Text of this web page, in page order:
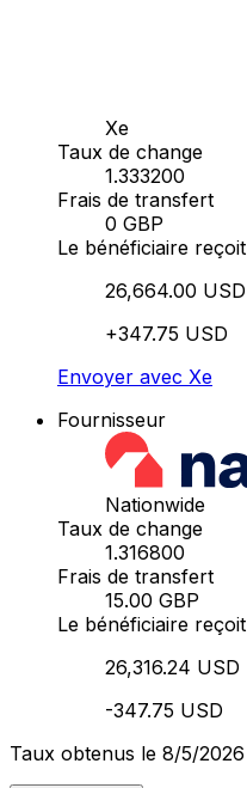
Xe
Taux de change
1.333200
Frais de transfert
0 GBP
Le bénéficiaire reçoit
26,664.00 USD
+347.75 USD
Envoyer avec Xe
Fournisseur
Nationwide
Taux de change
1.316800
Frais de transfert
15.00 GBP
Le bénéficiaire reçoit
26,316.24 USD
-347.75 USD
Taux obtenus le 8/5/2026